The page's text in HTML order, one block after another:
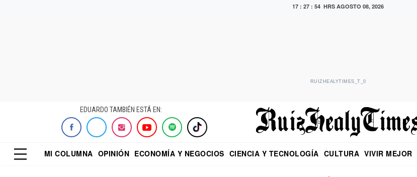
17 : 27 : 55 HRS AGOSTO 08, 2026
RUIZHEALYTIMES_T_0
EDUARDO TAMBIÉN ESTÁ EN:
MI COLUMNA OPINIÓN ECONOMÍA Y NEGOCIOS CIENCIA Y TECNOLOGÍA CULTURA VIVIR MEJOR